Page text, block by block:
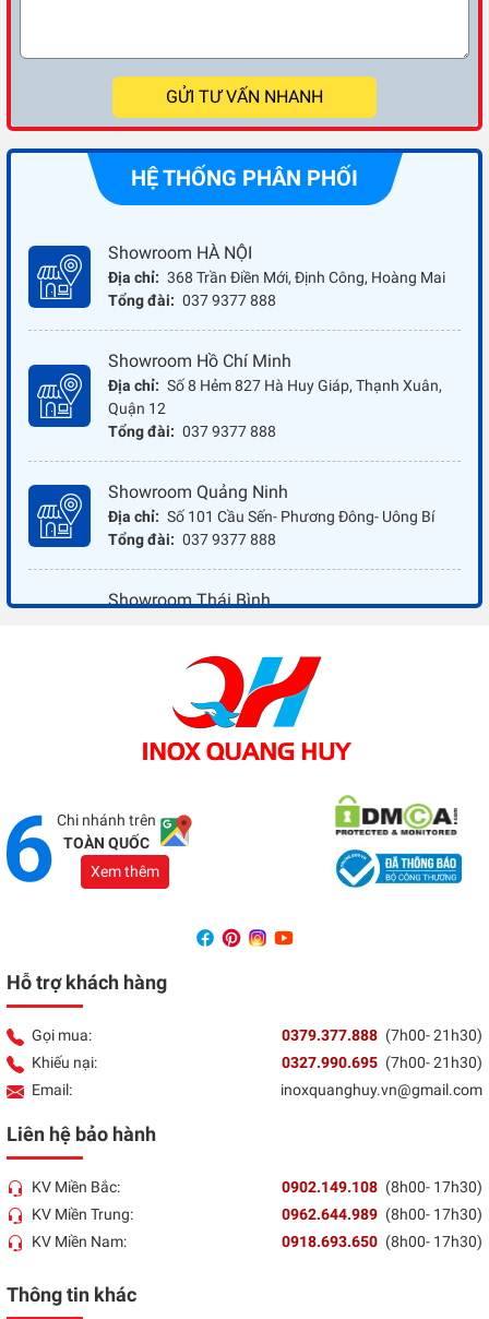
GỬI TƯ VẤN NHANH
HỆ THỐNG PHÂN PHỐI
Showroom HÀ NỘI
Địa chỉ: 368 Trần Điền Mới, Định Công, Hoàng Mai
Tổng đài: 037 9377 888
Showroom Hồ Chí Minh
Địa chỉ: Số 8 Hẻm 827 Hà Huy Giáp, Thạnh Xuân,
Quận 12
Tổng đài: 037 9377 888
Showroom Quảng Ninh
Địa chỉ: Số 101 Cầu Sến- Phương Đông- Uông Bí
Tổng đài: 037 9377 888
Showroom Thái Bình
037 9377 888
Showroom Đồng Nai
Địa chỉ: 1066 - QL 51 Tổ 3- Ấp Đồng- Phước Tân-
Chi nhánh trên
TOÀN QUỐC
Xem thêm
Hỗ trợ khách hàng
Gọi mua: 0379.377.888 (7h00- 21h30)
Khiếu nại:
0327.990.695 (7h00- 21h30)
Email:
inoxquanghuy.vn@gmail.com
Liên hệ bảo hành
KV Miền Bắc: 0902.149.108 (8h00- 17h30)
KV Miền Trung:
0962.644.989 (8h00- 17h30)
KV Miền Nam:
0918.693.650 (8h00- 17h30)
Thông tin khác